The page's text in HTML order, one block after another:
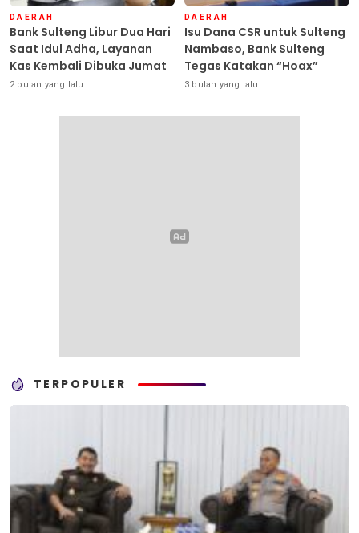
DAERAH
Bank Sulteng Libur Dua Hari
Saat Idul Adha, Layanan
Kas Kembali Dibuka Jumat
2 bulan yang lalu
DAERAH
Isu Dana CSR untuk Sulteng
Nambaso, Bank Sulteng
Tegas Katakan “Hoax”
3 bulan yang lalu
TERPOPULER